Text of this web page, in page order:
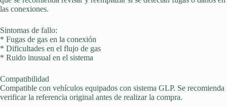
las conexiones.
Sintomas de fallo:
* Fugas de gas en la conexión
* Dificultades en el flujo de gas
* Ruido inusual en el sistema
Compatibilidad
Compatible con vehículos equipados con sistema GLP. Se recomienda
verificar la referencia original antes de realizar la compra.